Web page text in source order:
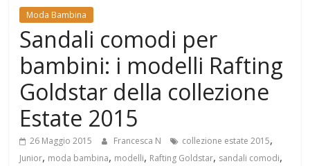
Mondo
Moda Bambina
Sandali comodi per
bambini: i modelli Rafting
Goldstar della collezione
Estate 2015
26 Maggio 2015 Francesca N collezione estate 2015,
Junior, moda bambina, modelli, Rafting Goldstar, sandali comodi,